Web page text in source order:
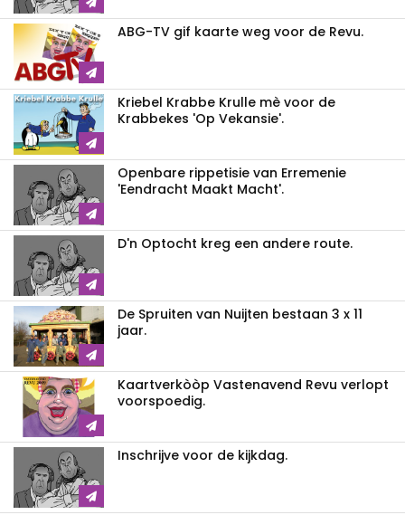
ABG-TV gif kaarte weg voor de Revu.
Kriebel Krabbe Krulle mè voor de
Krabbekes 'Op Vekansie'.
Openbare rippetisie van Erremenie
'Eendracht Maakt Macht'.
D'n Optocht kreg een andere route.
De Spruiten van Nuijten bestaan 3 x 11
jaar.
Kaartverkòòp Vastenavend Revu verlopt
voorspoedig.
Inschrijve voor de kijkdag.